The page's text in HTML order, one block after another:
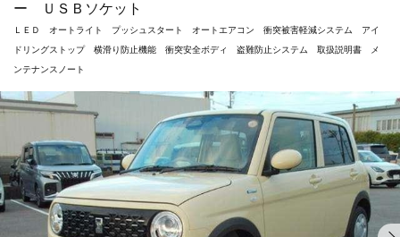
ー ＵＳＢソケット
ＬＥＤ オートライト プッシュスタート オートエアコン 衝突被害軽減システム アイ
ドリングストップ 横滑り防止機能 衝突安全ボディ 盗難防止システム 取扱説明書 メ
ンテナンスノート